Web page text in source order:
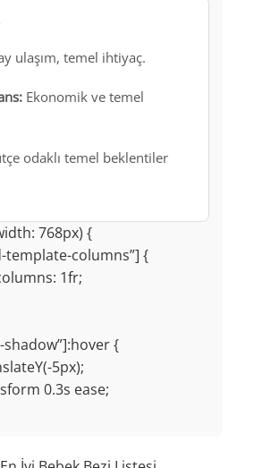
ulaşım, temel ihtiyaç.
Ekonomik ve temel
odaklı temel beklentiler
768px) {
template-columns”] {
1fr;
{
5px);
0.3s ease;